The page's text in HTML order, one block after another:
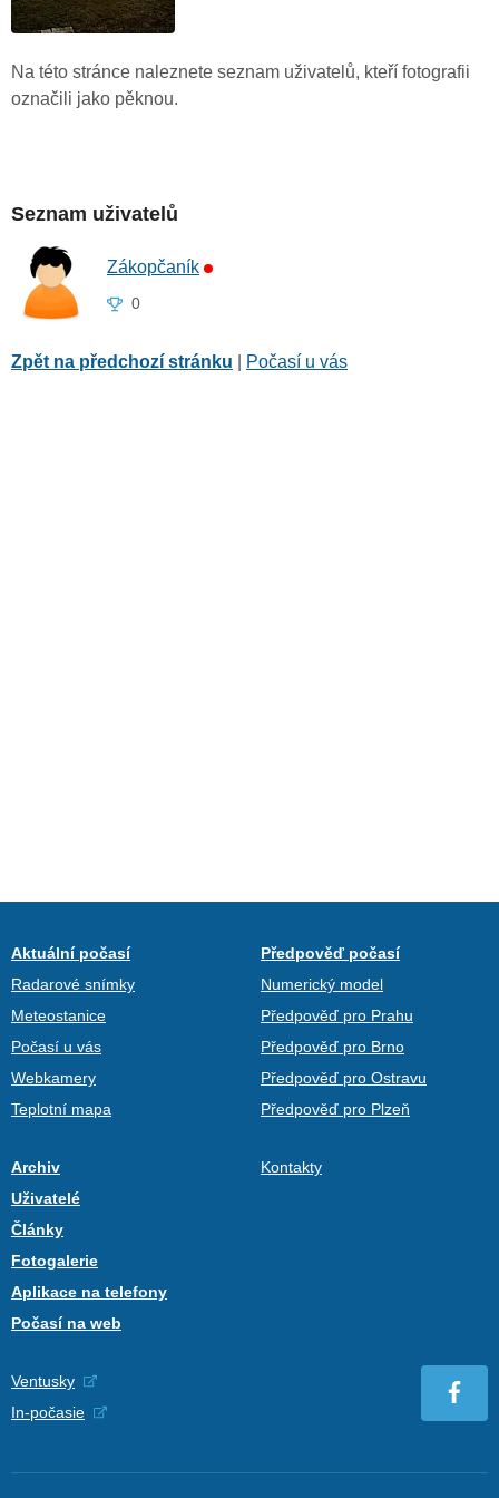
Na této stránce naleznete seznam uživatelů, kteří fotografii
označili jako pěknou.
Seznam uživatelů
Zákopčaník
0
Zpět na předchozí stránku Počasí u vás
Aktuální počasí
Radarové snímky
Meteostanice
Počasí u vás
Webkamery
Teplotní mapa
Předpověď počasí
Numerický model
Předpověď pro Prahu
Předpověď pro Brno
Předpověď pro Ostravu
Předpověď pro Plzeň
Archiv
Uživatelé
Články
Fotogalerie
Aplikace na telefony
Počasí na web
Kontakty
Ventusky
In-počasie